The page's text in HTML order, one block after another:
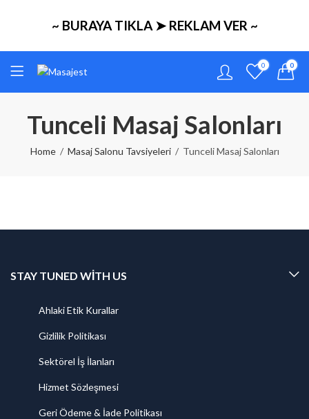
~ BURAYA TIKLA ➤ REKLAM VER ~
0 0
Tunceli Masaj Salonları
Home Masaj Salonu Tavsiyeleri Tunceli Masaj Salonları
STAY TUNED WITH US
Ahlaki Etik Kurallar
Gizlilik Politikası
Sektörel İş İlanları
Hizmet Sözleşmesi
Geri Ödeme & İade Politikası